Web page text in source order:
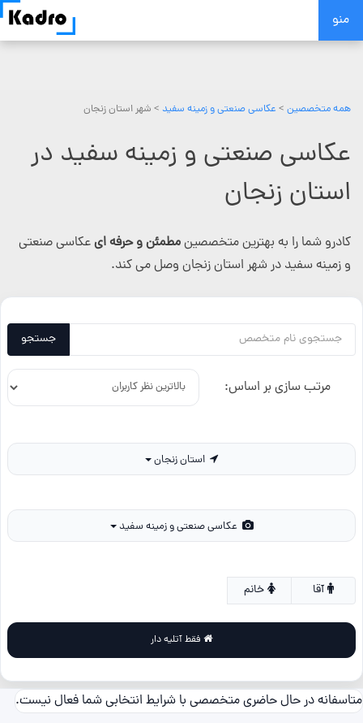
Skip
منو
همه متخصصین > عکاسی صنعتی و زمینه سفید > شهر استان زنجان
عکاسی صنعتی و زمینه سفید در
استان زنجان
کادرو شما را به بهترین متخصصینمطمئن و حرفه ایعکاسی صنعتی
و زمینه سفید در شهر استان زنجان وصل می کند.
جستجو
مرتب سازی بر اساس:
خانم
متاسفانه در حال حاضری متخصصی با شرایط انتخابی شما فعال نیست.